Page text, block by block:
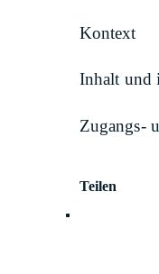
Kontext
Inhalt und
Zugangs-
Teilen